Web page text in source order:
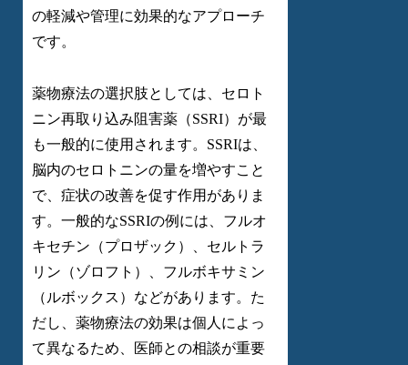
の軽減や管理に効果的なアプローチ
です。
薬物療法の選択肢としては、セロト
ニン再取り込み阻害薬（SSRI）が最
も一般的に使用されます。SSRIは、
脳内のセロトニンの量を増やすこと
で、症状の改善を促す作用がありま
す。一般的なSSRIの例には、フルオ
キセチン（プロザック）、セルトラ
リン（ゾロフト）、フルボキサミン
（ルボックス）などがあります。た
だし、薬物療法の効果は個人によっ
て異なるため、医師との相談が重要